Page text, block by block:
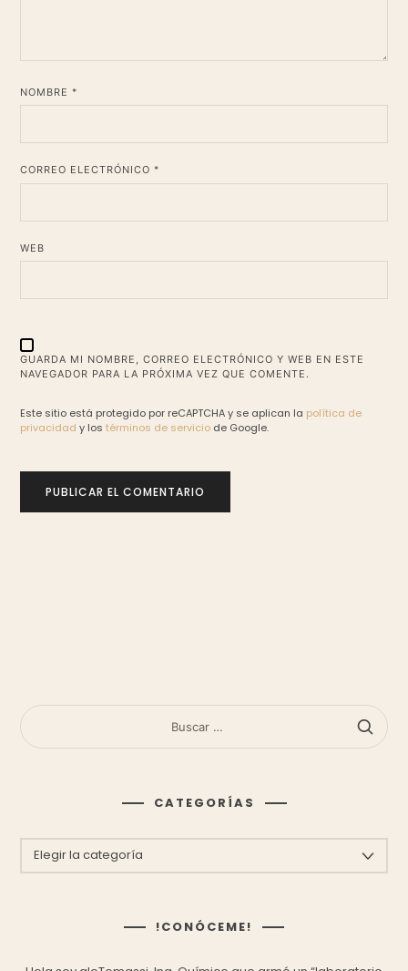
NOMBRE *
CORREO ELECTRÓNICO *
WEB
GUARDA MI NOMBRE, CORREO ELECTRÓNICO Y WEB EN ESTE
NAVEGADOR PARA LA PRÓXIMA VEZ QUE COMENTE.
Este sitio está protegido por reCAPTCHA y se aplican la política de
privacidad y lostérminos de servicio de Google.
BUSCAR:
CATEGORÍAS
!CONÓCEME!